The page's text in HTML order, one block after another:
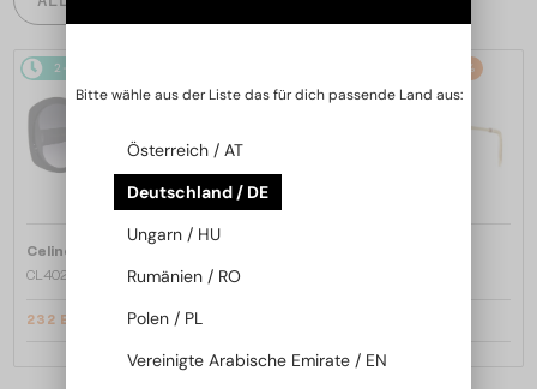
2-4 WERKTAGE
Celine
CL40242I - 01B - 53
232 EUR 290 EUR
-22%
Bitte wähle aus der Liste das für dich passende Land aus:
Österreich / AT
Deutschland / DE
Ungarn / HU
Rumänien / RO
Polen / PL
Vereinigte Arabische Emirate / EN